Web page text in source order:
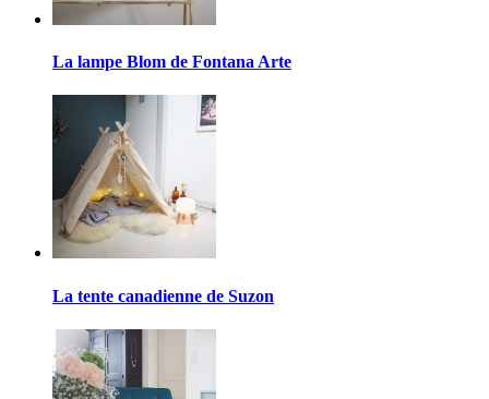
La lampe Blom de Fontana Arte
La tente canadienne de Suzon